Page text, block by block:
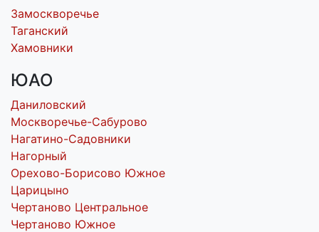
Замоскворечье
Таганский
Хамовники
ЮАО
Даниловский
Москворечье-Сабурово
Нагатино-Садовники
Нагорный
Орехово-Борисово Южное
Царицыно
Чертаново Центральное
Чертаново Южное